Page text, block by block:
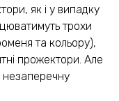
як і у випадку
трохи
та кольору),
прожектори. Але
незаперечну